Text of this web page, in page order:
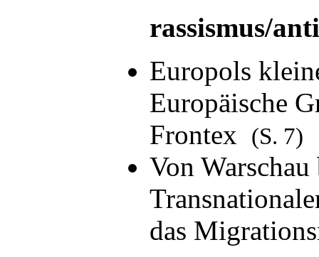
rassismus/
Europols
Europäische
Frontex
(S. 7)
Von
das